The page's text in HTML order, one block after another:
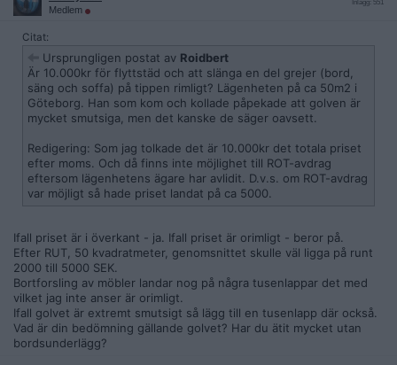
Medlem
Inlägg: 551
Citat:
Ursprungligen postat av Roidbert
Är 10.000kr för flyttstäd och att slänga en del grejer (bord,
säng och soffa) på tippen rimligt? Lägenheten på ca 50m2 i
Göteborg. Han som kom och kollade påpekade att golven är
mycket smutsiga, men det kanske de säger oavsett.
Redigering: Som jag tolkade det är 10.000kr det totala priset
efter moms. Och då finns inte möjlighet till ROT-avdrag
eftersom lägenhetens ägare har avlidit. D.v.s. om ROT-avdrag
var möjligt så hade priset landat på ca 5000.
Ifall priset är i överkant - ja. Ifall priset är orimligt - beror på.
Efter RUT, 50 kvadratmeter, genomsnittet skulle väl ligga på runt
2000 till 5000 SEK.
Bortforsling av möbler landar nog på några tusenlappar det med
vilket jag inte anser är orimligt.
Ifall golvet är extremt smutsigt så lägg till en tusenlapp där också.
Vad är din bedömning gällande golvet? Har du ätit mycket utan
bordsunderlägg?